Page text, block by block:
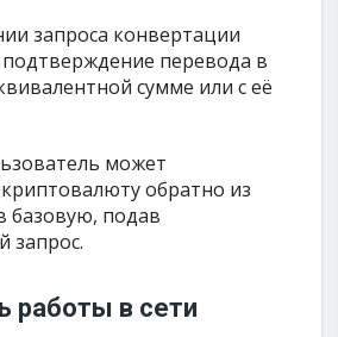
запроса конвертации
перевода в
сумме или с её
может
обратно из
базовую, подав
запрос.
работы в сети